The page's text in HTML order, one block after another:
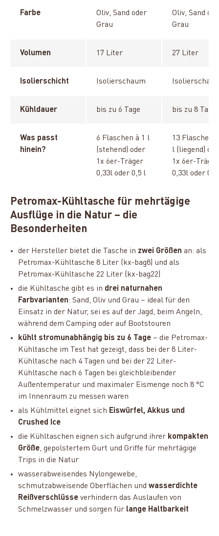
Farbe
Oliv, Sand oder
Grau
Oliv, Sand
Grau
Volumen 17 Liter 27 Liter
Isolierschicht Isolierschaum
Kühldauer bis zu 6 Tage bis zu 8 Tage
Was passt
hinein?
6 Flaschen à 1 l
(stehend) oder
1x 6er-Träger
0,33l oder 0,5 l
13 Flaschen
l (liegend)
1x 6er-Träger
0,33l oder 0,5
Petromax-Kühltasche für mehrtägige
Ausflüge in die Natur – die
Besonderheiten
der Hersteller bietet die Tasche in zwei Größen an: als
Petromax-Kühltasche 8 Liter (kx-bag8) und als
Petromax-Kühltasche 22 Liter (kx-bag22)
die Kühltasche gibt es in drei naturnahen
Farbvarianten: Sand, Oliv und Grau – ideal für den
Einsatz in der Natur, sei es auf der Jagd, beim Angeln,
während dem Camping oder auf Bootstouren
kühlt stromunabhängig bis zu 6 Tage – die Petromax-
Kühltasche im Test hat gezeigt, dass bei der 8 Liter-
Kühltasche nach 4 Tagen und bei der 22 Liter-
Kühltasche nach 6 Tagen bei gleichbleibender
Außentemperatur und maximaler Eismenge noch 8 °C
im Innenraum zu messen waren
als Kühlmittel eignet sich Eiswürfel, Akkus und
Crushed Ice
die Kühltaschen eignen sich aufgrund ihrer kompakten
Größe, gepolstertem Gurt und Griffe für mehrtägige
Trips in die Natur
wasserabweisendes Nylongewebe,
schmutzabweisende Oberflächen undwasserdichte
Reißverschlüsse verhindern das Auslaufen von
Schmelzwasser und sorgen für lange Haltbarkeit